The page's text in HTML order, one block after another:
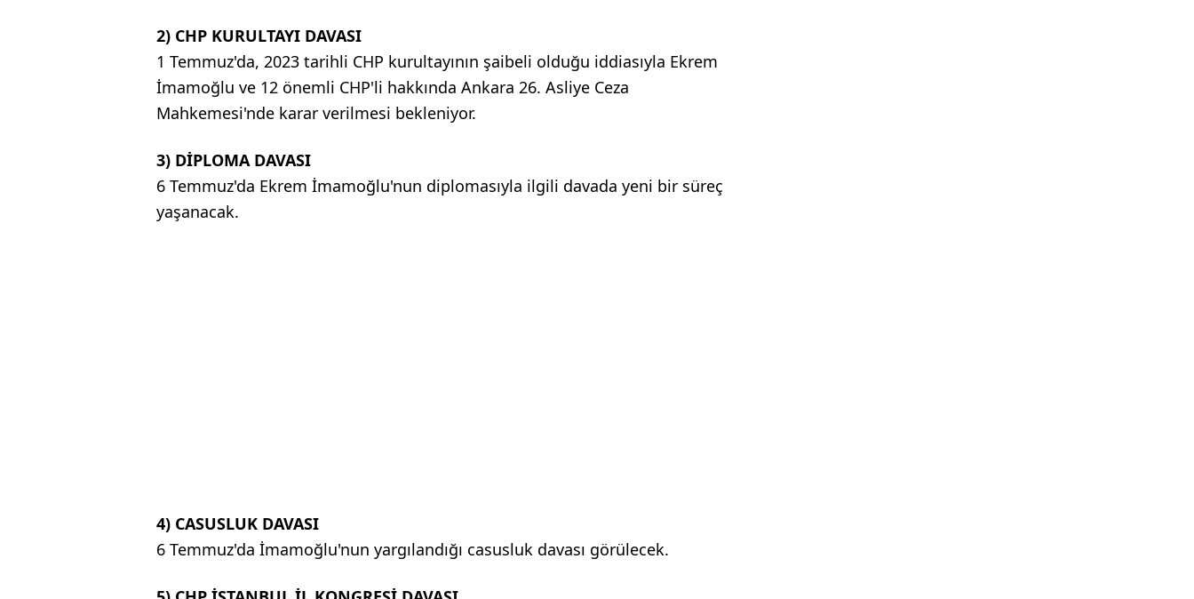
2) CHP KURULTAYI DAVASI
1 Temmuz'da, 2023 tarihli CHP kurultayının şaibeli olduğu iddiasıyla Ekrem
İmamoğlu ve 12 önemli CHP'li hakkında Ankara 26. Asliye Ceza
Mahkemesi'nde karar verilmesi bekleniyor.
3) DİPLOMA DAVASI
6 Temmuz'da Ekrem İmamoğlu'nun diplomasıyla ilgili davada yeni bir süreç
yaşanacak.
4) CASUSLUK DAVASI
6 Temmuz'da İmamoğlu'nun yargılandığı casusluk davası görülecek.